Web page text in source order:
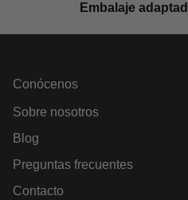
Embalaje
Conócenos
Sobre nosotros
Blog
Preguntas frecuentes
Contacto